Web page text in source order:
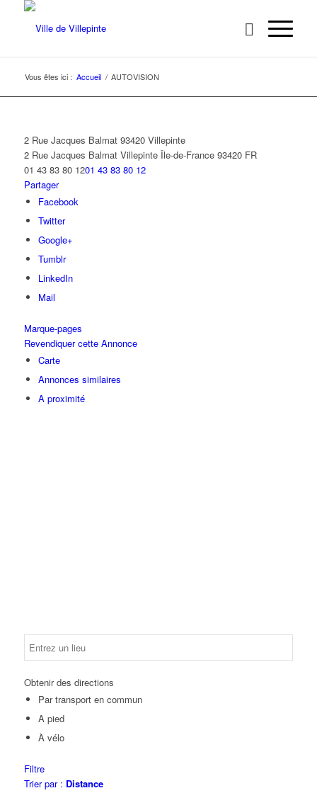
Vous êtes ici : Accueil / AUTOVISION
2 Rue Jacques Balmat 93420 Villepinte
2 Rue Jacques Balmat Villepinte Île-de-France 93420 FR
01 43 83 80 1201 43 83 80 12
Partager
Facebook
Twitter
Google+
Tumblr
LinkedIn
Mail
Marque-pages
Revendiquer cette Annonce
Carte
Annonces similaires
A proximité
Obtenir des directions
Par transport en commun
A pied
À vélo
Filtre
Trier par : Distance